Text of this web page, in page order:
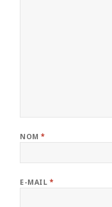
NOM*
E-MAIL *